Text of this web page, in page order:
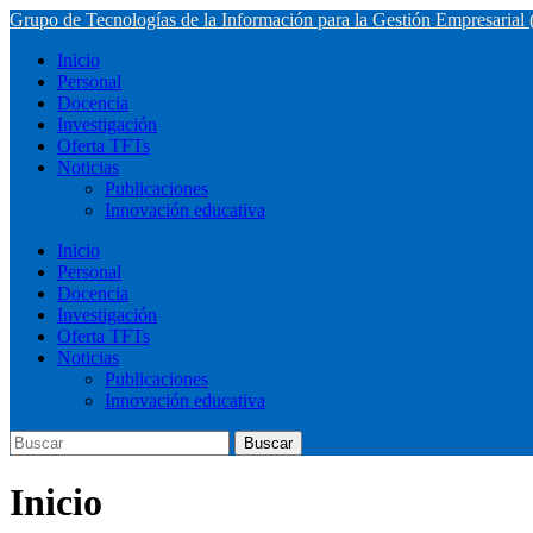
Saltar
contenido
principal
Grupo de Tecnologías de la Información para la Gestión
Alternar
menú
móvil
Inicio
Personal
Docencia
Investigación
Oferta TFTs
Noticias
Publicaciones
Innovación educativa
Inicio
Personal
Docencia
Investigación
Oferta TFTs
Noticias
Publicaciones
Innovación educativa
Buscar:
Buscar
Inicio